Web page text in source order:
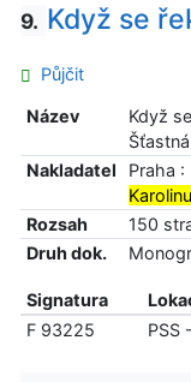
9. Když se
Půjčit
Název
Když
Nakladatel
Praha :
Rozsah
150
Druh dok.
Signatura
F 93225
PSS